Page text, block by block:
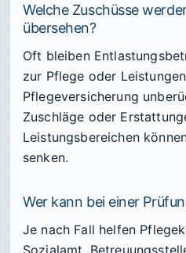
Welche Zuschüsse
übersehen?
Oft bleiben
zur Pflege oder
Pflegeversicherung
Zuschläge oder
Leistungsbereichen
senken.
Wer kann bei einer
Je nach Fall helfen
Sozialamt,